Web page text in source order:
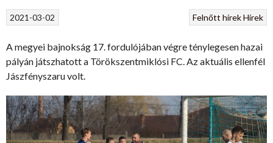
Felnőtt hírekHírek
2021-03-02
A megyei bajnokság 17. fordulójában végre ténylegesen hazai
pályán játszhatott a Törökszentmiklósi FC. Az aktuális ellenfél
Jászfényszaru volt.